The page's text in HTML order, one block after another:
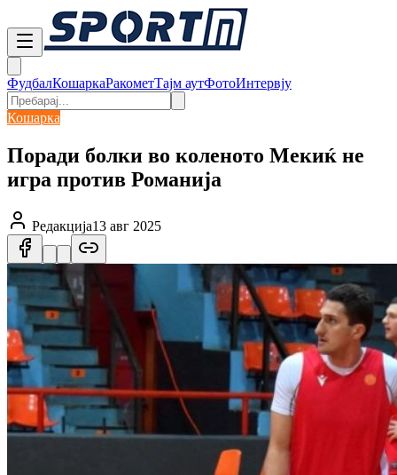
ФудбалКошаркаРакометТајм аутФотоИнтервју
Кошарка
Поради болки во коленото Мекиќ не
игра против Романија
Редакција13 авг 2025